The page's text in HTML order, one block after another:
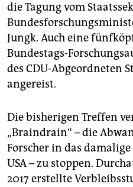
die Tagung vom
Jungk. Auch eine
Bundestags-
des CDU-Abgeordneten
angereist.
Die bisherigen Treffen
„Braindrain“ – die
Forscher in das
USA – zu stoppen.
2017 erstellte